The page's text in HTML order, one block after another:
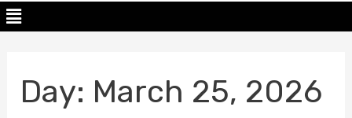
Day: March 25, 2026